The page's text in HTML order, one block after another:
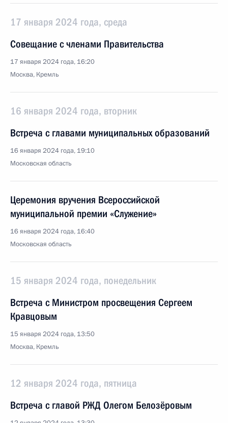
17 января 2024 года, среда
Совещание с членами Правительства
17 января 2024 года, 16:20
Москва, Кремль
16 января 2024 года, вторник
Встреча с главами муниципальных образований
16 января 2024 года, 19:10
Московская область
Церемония вручения Всероссийской
муниципальной премии «Служение»
16 января 2024 года, 16:40
Московская область
15 января 2024 года, понедельник
Встреча с Министром просвещения Сергеем
Кравцовым
15 января 2024 года, 13:50
Москва, Кремль
12 января 2024 года, пятница
Встреча с главой РЖД Олегом Белозёровым